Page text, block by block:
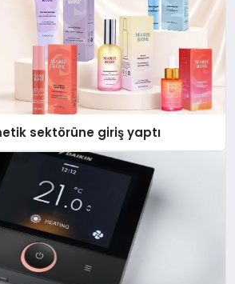
sektörüne giriş yaptı